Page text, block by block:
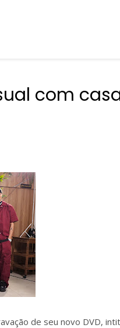
com
de seu novo DVD,